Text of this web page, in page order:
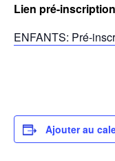
Lien pré-
ENFANTS: Pré-
Ajouter au